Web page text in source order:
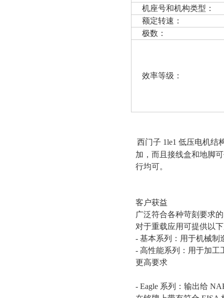
机座号和机构类型：
额定转速：
极数：
效率等级：
西门子 1le1 低压电机结
加，而且接线盒和地脚
行均可。
客户获益
广泛符合各种苛刻要求的
对于重载应用可提供以
- 基本系列：用于机械制
- 高性能系列：用于加工
更高要求
- Eagle 系列：输出给